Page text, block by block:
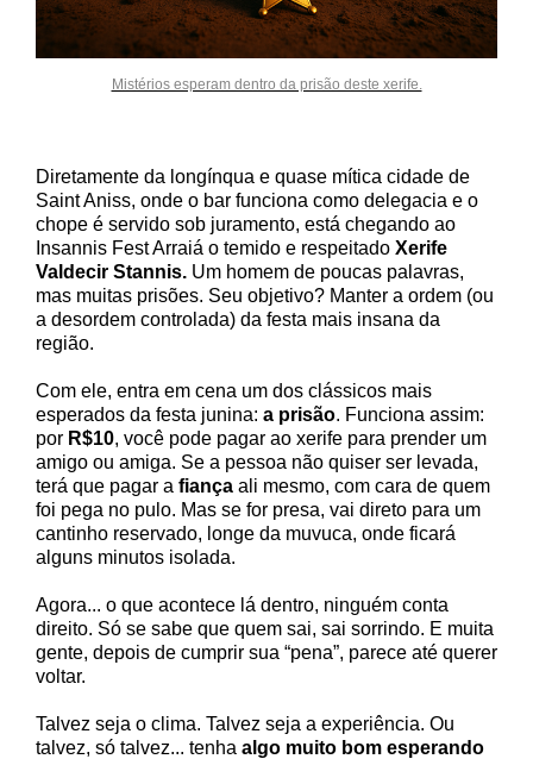
Mistérios esperam dentro da prisão deste xerife.
Diretamente da longínqua e quase mítica cidade de
Saint Aniss, onde o bar funciona como delegacia e o
chope é servido sob juramento, está chegando ao
Insannis Fest Arraiá o temido e respeitado Xerife
Valdecir Stannis.Um homem de poucas palavras,
mas muitas prisões. Seu objetivo? Manter a ordem (ou
a desordem controlada) da festa mais insana da
região.
Com ele, entra em cena um dos clássicos mais
esperados da festa junina: a prisão. Funciona assim:
por R$10, você pode pagar ao xerife para prender um
amigo ou amiga. Se a pessoa não quiser ser levada,
terá que pagar a fiançaali mesmo, com cara de quem
foi pega no pulo. Mas se for presa, vai direto para um
cantinho reservado, longe da muvuca, onde ficará
alguns minutos isolada.
Agora... o que acontece lá dentro, ninguém conta
direito. Só se sabe que quem sai, sai sorrindo. E muita
gente, depois de cumprir sua “pena”, parece até querer
voltar.
Talvez seja o clima. Talvez seja a experiência. Ou
talvez, só talvez... tenha algo muito bom esperando